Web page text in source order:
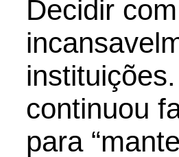
Decidir
continuou
para